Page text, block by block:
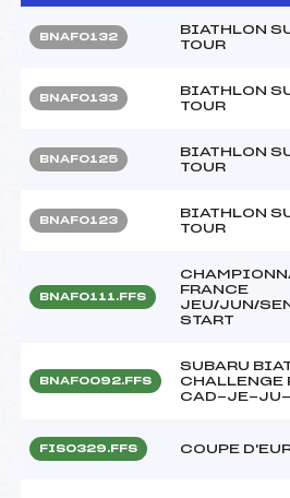
BNAF0132
BIATHLON
TOUR
BNAF0133
BIATHLON
TOUR
BNAF0125
BIATHLON
TOUR
BNAF0123
BIATHLON
TOUR
BNAF0111.FFS
FRANCE
JEU/JUN/
START
BNAF0092.FFS
SUBARU
CHALLENGE
CAD-JE-JU-
FIS0329.FFS COUPE